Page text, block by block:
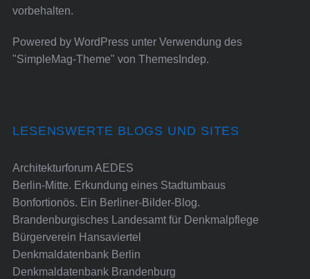
vorbehalten.
Powered by WordPressunter Verwendung des
"SimpleMag-Theme" von ThemesIndep.
LESENSWERTE BLOGS UND SITES
Architekturforum AEDES
Berlin-Mitte. Erkundung eines Stadtumbaus
Bonfortionös. Ein Berliner-Bilder-Blog.
Brandenburgisches Landesamt für Denkmalpflege
Bürgerverein Hansaviertel
Denkmaldatenbank Berlin
Denkmaldatenbank Brandenburg